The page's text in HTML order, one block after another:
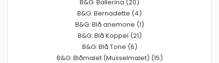
B&G: Ballerina (20)
B&G: Bernadette (4)
B&G: Blå anemone (1)
B&G: Blå Koppel (21)
B&G: Blå Tone (6)
B&G: Blåmalet (Musselmalet) (15)